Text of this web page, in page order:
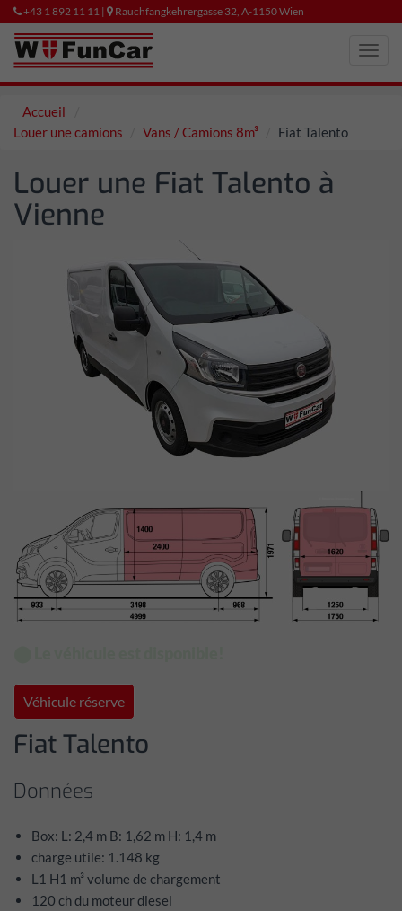
+43 1 892 11 11 | Rauchfangkehrergasse 32, A-1150 Wien
Accueil
Louer une camions
Vans / Camions 8m³ Fiat Talento
Louer une Fiat Talento à
Vienne
Véhicule réserve
Fiat Talento
Données
Box: L: 2,4 m B: 1,62 m H: 1,4 m
charge utile: 1.148 kg
L1 H1 m³ volume de chargement
120 ch du moteur diesel